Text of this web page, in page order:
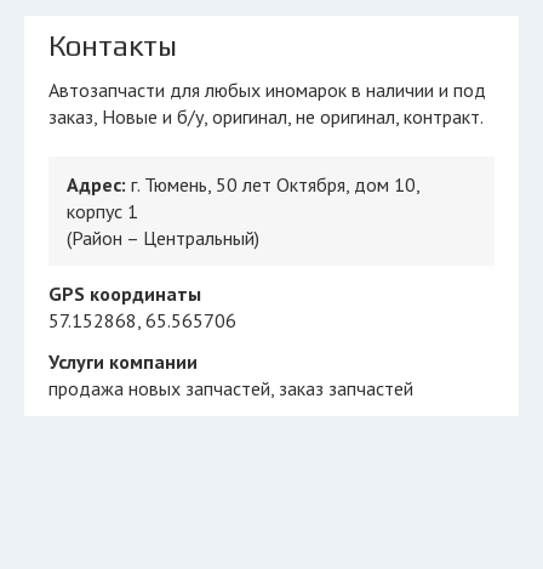
Контакты
Автозапчасти для любых иномарок в наличии и под
заказ, Новые и б/у, оригинал, не оригинал, контракт.
Адрес: г. Тюмень, 50 лет Октября, дом 10,
корпус 1
(Район – Центральный)
GPS координаты
57.152868, 65.565706
Услуги компании
продажа новых запчастей заказ запчастей